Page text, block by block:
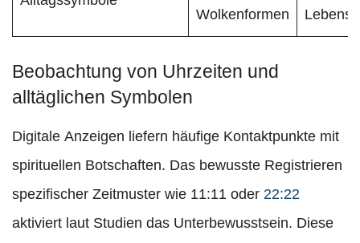
Wolkenformen
Beobachtung von Uhrzeiten und
alltäglichen Symbolen
Digitale Anzeigen liefern häufige Kontaktpunkte mit
spirituellen Botschaften. Das bewusste Registrieren
spezifischer Zeitmuster wie 11:11 oder 22:22
aktiviert laut Studien das Unterbewusstsein. Diese